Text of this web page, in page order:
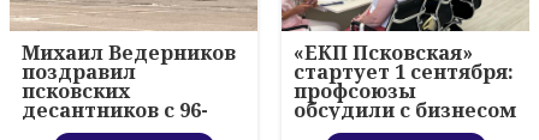
Михаил Ведерников
поздравил
псковских
десантников с 96-
летием ВДВ и
«ЕКП Псковская»
стартует 1 сентября:
профсоюзы
обсудили с бизнесом
новый цифровой